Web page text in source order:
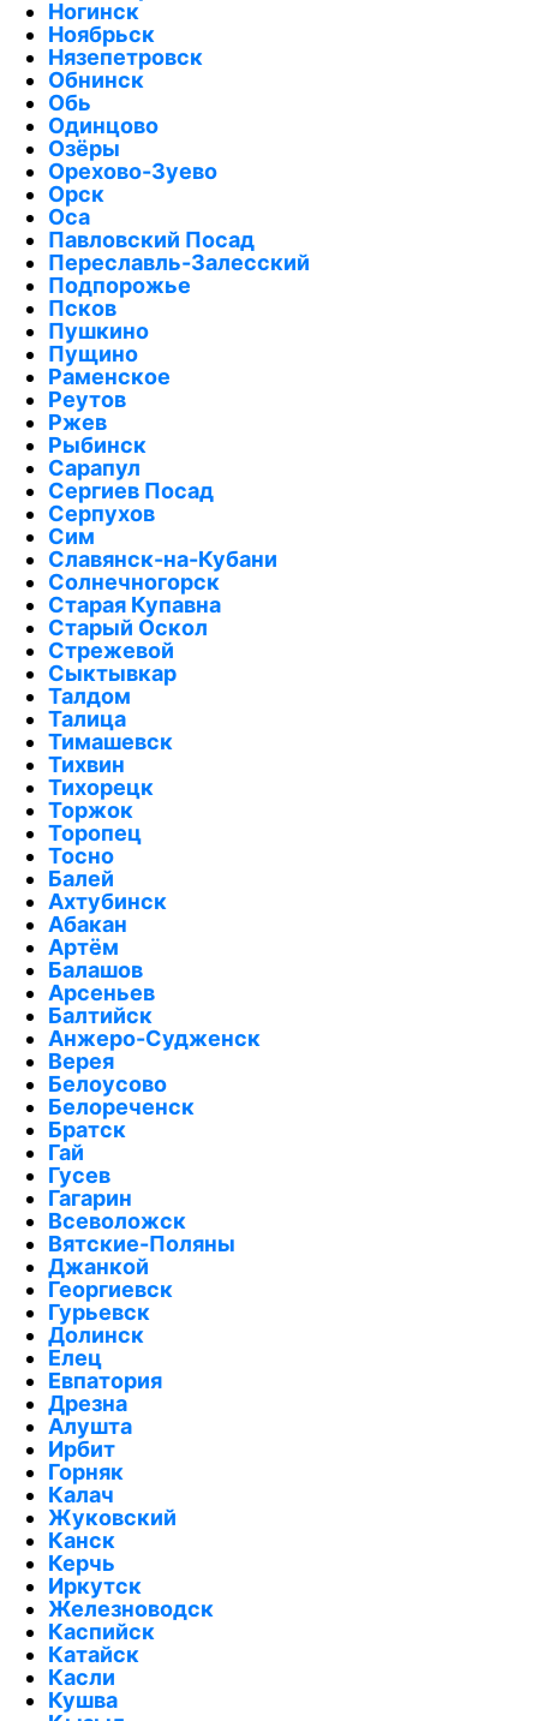
Ногинск
Ноябрьск
Нязепетровск
Обнинск
Обь
Одинцово
Озёры
Орехово-Зуево
Орск
Оса
Павловский Посад
Переславль-Залесский
Подпорожье
Псков
Пушкино
Пущино
Раменское
Реутов
Ржев
Рыбинск
Сарапул
Сергиев Посад
Серпухов
Сим
Славянск-на-Кубани
Солнечногорск
Старая Купавна
Старый Оскол
Стрежевой
Сыктывкар
Талдом
Талица
Тимашевск
Тихвин
Тихорецк
Торжок
Торопец
Тосно
Балей
Ахтубинск
Абакан
Артём
Балашов
Арсеньев
Балтийск
Анжеро-Судженск
Верея
Белоусово
Белореченск
Братск
Гай
Гусев
Гагарин
Всеволожск
Вятские-Поляны
Джанкой
Георгиевск
Гурьевск
Долинск
Елец
Евпатория
Дрезна
Алушта
Ирбит
Горняк
Калач
Жуковский
Канск
Керчь
Иркутск
Железноводск
Каспийск
Катайск
Касли
Кушва